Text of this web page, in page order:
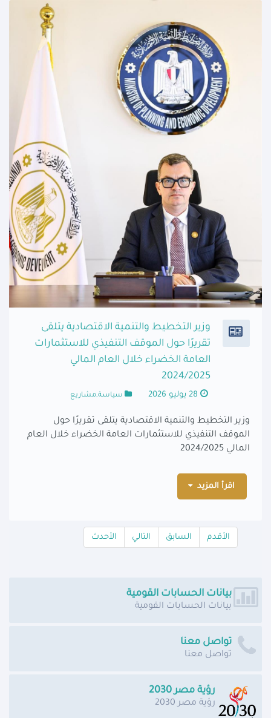
وزير التخطيط والتنمية الاقتصادية يتلقى
تقريرًا حول الموقف التنفيذي للاستثمارات
العامة الخضراء خلال العام المالي
2024/2025
28 يوليو 2026 سياسة,مشاريع
وزير التخطيط والتنمية الاقتصادية يتلقى تقريرًا حول
الموقف التنفيذي للاستثمارات العامة الخضراء خلال العام
المالي 2024/2025
اقرأ المزيد
الأحدث التالي السابق الأقدم
بيانات الحسابات القومية
بيانات الحسابات القومية
تواصل معنا
تواصل معنا
رؤية مصر 2030
رؤية مصر 2030